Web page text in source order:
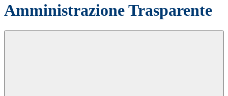
Amministrazione Trasparente